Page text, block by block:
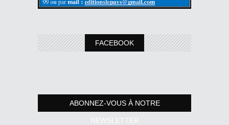
FACEBOOK
ABONNEZ-VOUS À NOTRE
NEWSLETTER